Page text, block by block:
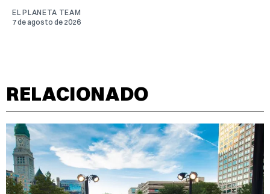
EL PLANETA TEAM
7 de agosto de 2026
RELACIONADO